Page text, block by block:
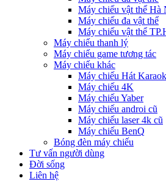
Máy chiếu vật thể Hà
Máy chiếu đa vật thể
Máy chiếu vật thể
Máy chiếu thanh lý
Máy chiếu game tương tác
Máy chiếu khác
Máy chiếu Hát
Máy chiếu 4K
Máy chiếu Yaber
Máy chiếu androi cũ
Máy chiếu laser 4k cũ
Máy chiếu BenQ
Bóng đèn máy chiếu
Tư vấn người dùng
Đời sống
Liên hệ